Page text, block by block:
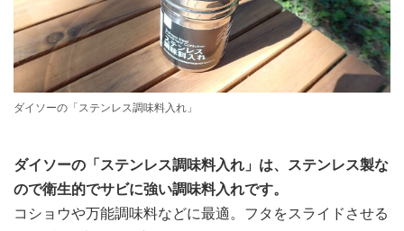
ダイソーの「ステンレス調味料入れ」
ダイソーの「ステンレス調味料入れ」は、ステンレス製な
ので衛生的でサビに強い調味料入れです。
コショウや万能調味料などに最適。フタをスライドさせる